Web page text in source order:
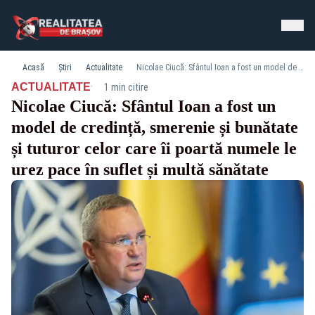
Acasă Știri Actualitate Nicolae Ciucă: Sfântul Ioan a fost un model de credință, smerenie și bunătate și tuturor celor care îi poartă numele le urez pace în suflet și multă sănătate
ACTUALITATE· 1 min citire
Nicolae Ciucă: Sfântul Ioan a fost un
model de credință, smerenie și bunătate
și tuturor celor care îi poartă numele le
urez pace în suflet și multă sănătate